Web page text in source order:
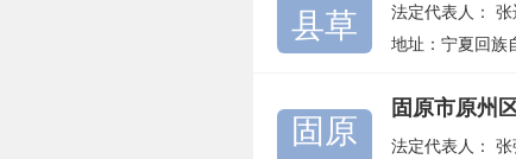
县草
法定代表人：张
地址：宁夏回族
固原
固原市原州
法定代表人：张